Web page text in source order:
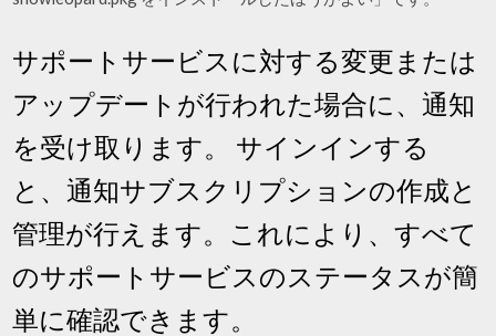
サポートサービスに対する変更または
アップデートが行われた場合に、通知
を受け取ります。 サインインする
と、通知サブスクリプションの作成と
管理が行えます。これにより、すべて
のサポートサービスのステータスが簡
単に確認できます。